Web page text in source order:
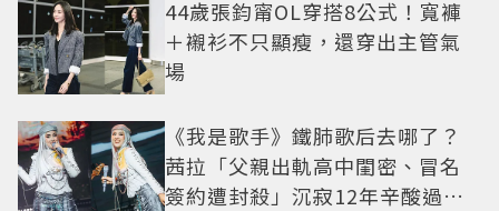
44歲張鈞甯OL穿搭8公式！寬褲
＋襯衫不只顯瘦，還穿出主管氣
場
《我是歌手》鐵肺歌后去哪了？
茜拉「父親出軌高中閨密、冒名
簽約遭封殺」沉寂12年辛酸過往